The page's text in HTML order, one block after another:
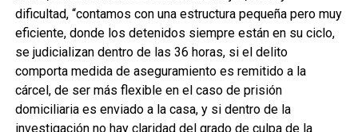
dificultad, “contamos con una estructura pequeña pero muy
eficiente, donde los detenidos siempre están en su ciclo,
se judicializan dentro de las 36 horas, si el delito
comporta medida de aseguramiento es remitido a la
cárcel, de ser más flexible en el caso de prisión
domiciliaria es enviado a la casa, y si dentro de la
investigación no hay claridad del grado de culpa de la